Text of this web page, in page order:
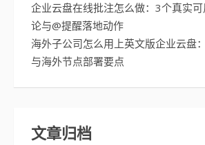
企业云盘在线批注怎么做：3个真实
论与@提醒落地动作
海外子公司怎么用上英文版企业云盘
与海外节点部署要点
文章归档